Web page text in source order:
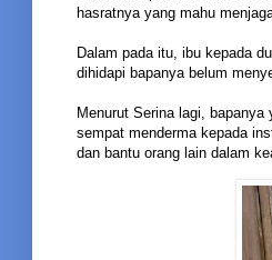
hasratnya yang mahu
Dalam pada itu, ibu kepada
dihidapi bapanya belum
Menurut Serina lagi,
sempat menderma kepada
dan bantu orang lain dalam